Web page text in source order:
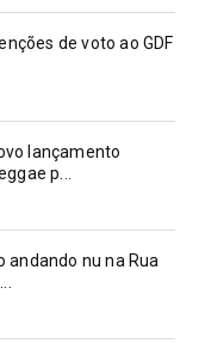
de voto ao GDF
lançamento
p...
andando nu na Rua